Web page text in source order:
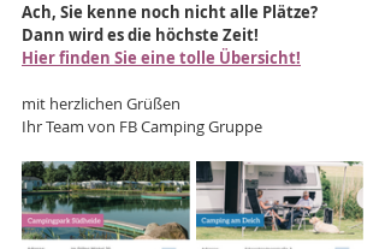
Ach, Sie kenne noch nicht alle Plätze?
Dann wird es die höchste Zeit!
Hier finden Sie eine tolle Übersicht!
mit herzlichen Grüßen
Ihr Team von FB Camping Gruppe